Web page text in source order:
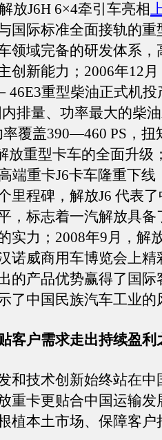
放J6H 6×4牵引车亮相
国际标准全面接轨的重
领域完备的研发体系，
创新能力；2006年12
46E3重型柴油正式机投
排量、功率最大的柴
率覆盖390—460 PS，
放重型卡车的全面升级
端重卡J6卡车隆重下线
里程碑，解放J6 代表
，标志着一汽解放具备
实力；2008年9月，解
诺威商用车博览会上精
的产品优势赢得了国际
了中国民族汽车工业的
客户需求走出持续盈利
技术创新始终站在中
重卡更贴合中国运输发
植本土市场、保障客户